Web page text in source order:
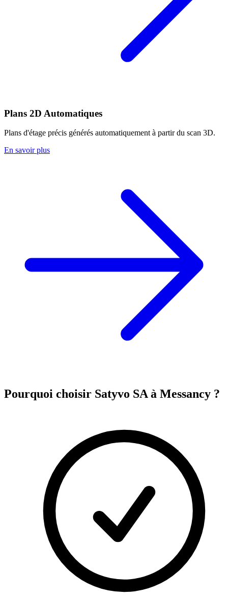
Plans 2D Automatiques
Plans d'étage précis générés automatiquement à partir du scan 3D.
En savoir plus
Pourquoi choisir Satyvo SA à Messancy ?